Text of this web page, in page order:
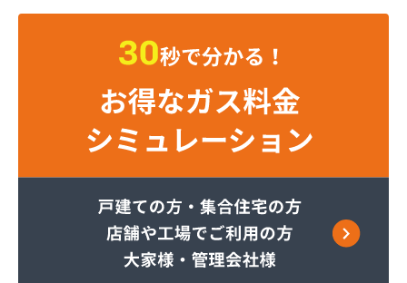
阿波島産業有限会社
伊丹産業株式会社 福知山営業所
株式会社ガストピア
株式会社ガスネット
株式会社キョウプロ
株式会社くさか 本社
株式会社くさか 夜久野店
株式会社サンワガス工業
株式会社ホームエネルギー近畿 京都センター